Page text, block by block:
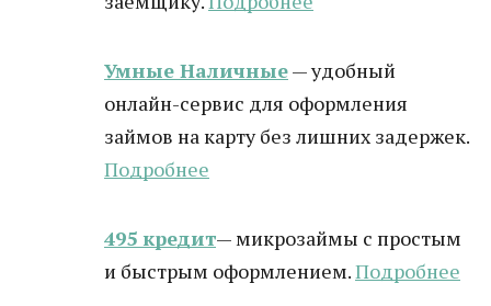
Умные Наличные— удобный
онлайн-сервис для оформления
займов на карту без лишних задержек.
Подробнее
495 кредит— микрозаймы с простым
и быстрым оформлением.Подробнее